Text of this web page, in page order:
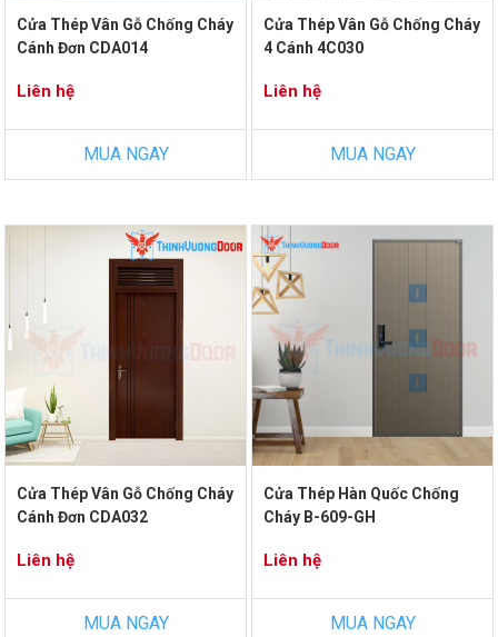
Cửa Thép Vân Gỗ Chống Cháy
Cánh Đơn CDA014
Liên hệ
MUA NGAY
Cửa Thép Vân Gỗ Chống Cháy
4 Cánh 4C030
Liên hệ
MUA NGAY
Cửa Thép Vân Gỗ Chống Cháy
Cánh Đơn CDA032
Liên hệ
MUA NGAY
Cửa Thép Hàn Quốc Chống
Cháy B-609-GH
Liên hệ
MUA NGAY